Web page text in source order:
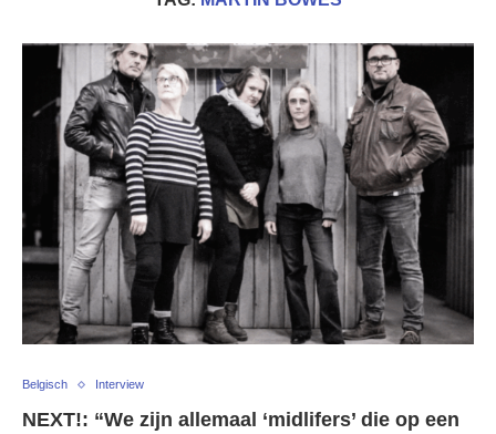
Belgisch Interview
NEXT!: “We zijn allemaal ‘midlifers’ die op een